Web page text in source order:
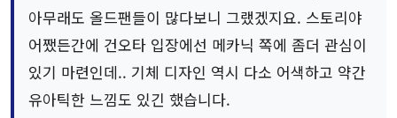
아무래도 올드팬들이 많다보니 그랬겠지요. 스토리야
어쨌든간에 건오타 입장에선 메카닉 쪽에 좀더 관심이
있기 마련인데.. 기체 디자인 역시 다소 어색하고 약간
유아틱한 느낌도 있긴 했습니다.